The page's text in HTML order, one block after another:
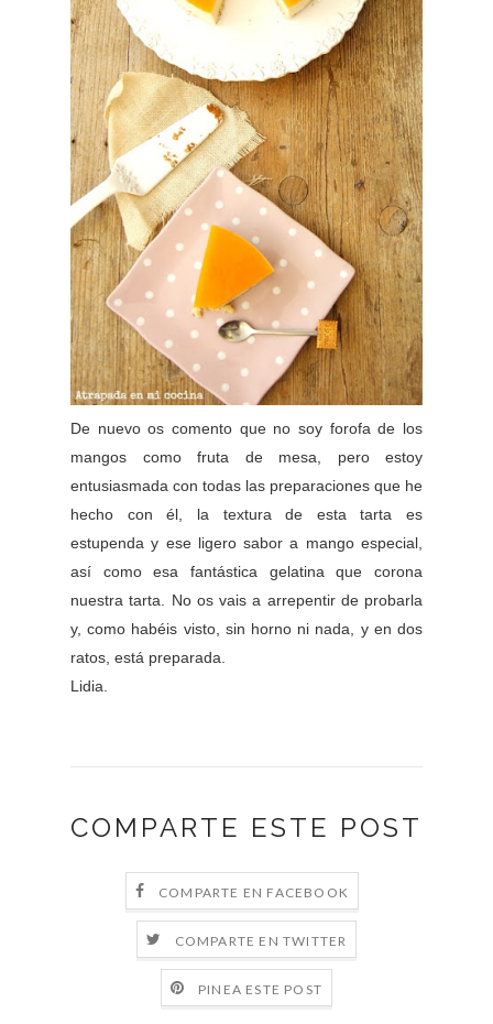
De nuevo os comento que no soy forofa de los
mangos como fruta de mesa, pero estoy
entusiasmada con todas las preparaciones que he
hecho con él, la textura de esta tarta es
estupenda y ese ligero sabor a mango especial,
así como esa fantástica gelatina que corona
nuestra tarta. No os vais a arrepentir de probarla
y, como habéis visto, sin horno ni nada, y en dos
ratos, está preparada.
Lidia.
COMPARTE ESTE POST
COMPARTE EN FACEBOOK
COMPARTE EN TWITTER
PINEA ESTE POST